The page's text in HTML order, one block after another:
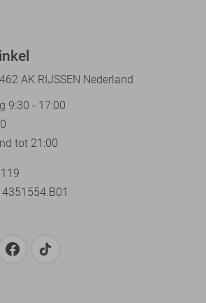
AK RIJSSEN Nederland
9:30 - 17:00
tot 21:00